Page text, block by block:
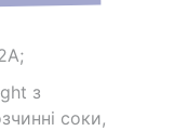
з
соки,